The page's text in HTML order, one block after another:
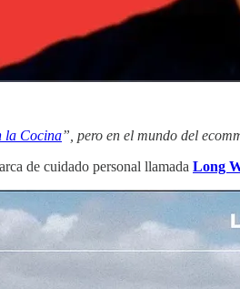
la Cocina”, pero en el mundo del
de cuidado personal llamada Long